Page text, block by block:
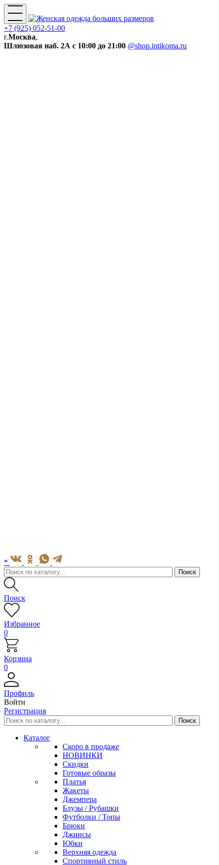
+7 (925) 052-51-00
г.Москва,
Шлюзовая наб. 2А с 10:00 до 21:00 @shop.intikoma.ru
*
Поиск
Избранное
0
Корзина
0
Профиль
Войти
Регистрация
Каталог
Скоро в продаже
НОВИНКИ
Скидки
Готовые образы
Платья
Жакеты
Джемпера
Блузы / Рубашки
Футболки / Топы
Брюки
Джинсы
Юбки
Верхняя одежда
Спортивный стиль